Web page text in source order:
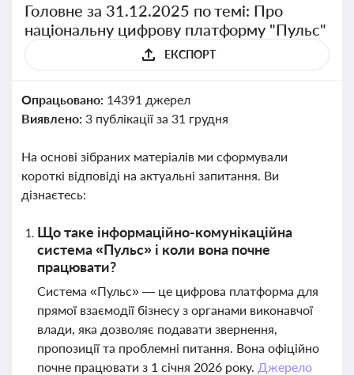
Головне за 31.12.2025 по темі: Про
національну цифрову платформу "Пульс"
ЕКСПОРТ
Опрацьовано: 14391 джерел
Виявлено: 3 публікації за 31 грудня
На основі зібраних матеріалів ми сформували
короткі відповіді на актуальні запитання. Ви
дізнаєтесь:
Що таке інформаційно-комунікаційна
система «Пульс» і коли вона почне
працювати?
Система «Пульс» — це цифрова платформа для
прямої взаємодії бізнесу з органами виконавчої
влади, яка дозволяє подавати звернення,
пропозиції та проблемні питання. Вона офіційно
почне працювати з 1 січня 2026 року. Джерело